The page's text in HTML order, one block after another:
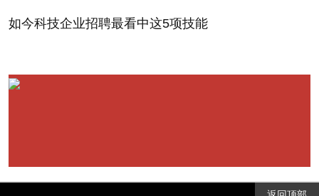
万步为慈善募捐。
则通过员工创新竞赛来
美国、伦敦和柏林旅游
In Austria, the company
States, London, and Berlin.
如今科技企业招聘最看中这5项技能